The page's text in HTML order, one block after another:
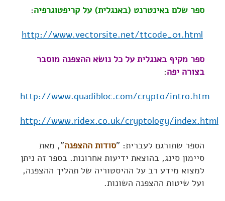
ספר שלם באינטרנט (באנגלית) על קריפטוגרפיה:
http://www.vectorsite.net/ttcode_01.html
ספר מקיף באנגלית על כל נושא ההצפנה מוסבר
בצורה יפה:
http://www.quadibloc.com/crypto/intro.htm
http://www.ridex.co.uk/cryptology/index.html
הספר שתורגם לעברית: "סודות ההצפנה", מאת
סיימון סינג, בהוצאת ידיעות אחרונות. בספר זה ניתן
למצוא מידע רב על ההיסטוריה של תהליך ההצפנה,
ועל שיטות ההצפנה השונות.